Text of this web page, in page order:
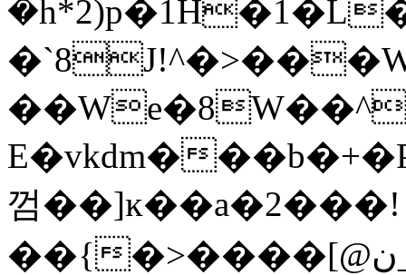
E�vkdm�
껌��]ĸ��a�2���!
��{�>����[@ن_^�KO���.���eP$�\ wq�/